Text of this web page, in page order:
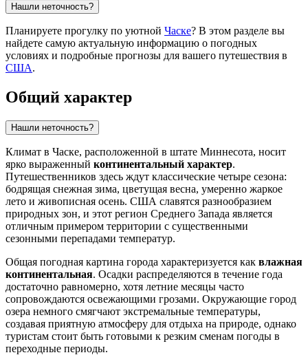
Нашли неточность?
Планируете прогулку по уютной Часке? В этом разделе вы
найдете самую актуальную информацию о погодных
условиях и подробные прогнозы для вашего путешествия в
США.
Общий характер
Нашли неточность?
Климат в Часке, расположенной в штате Миннесота, носит
ярко выраженный континентальный характер.
Путешественников здесь ждут классические четыре сезона:
бодрящая снежная зима, цветущая весна, умеренно жаркое
лето и живописная осень. США славятся разнообразием
природных зон, и этот регион Среднего Запада является
отличным примером территории с существенными
сезонными перепадами температур.
Общая погодная картина города характеризуется как влажная
континентальная. Осадки распределяются в течение года
достаточно равномерно, хотя летние месяцы часто
сопровождаются освежающими грозами. Окружающие город
озера немного смягчают экстремальные температуры,
создавая приятную атмосферу для отдыха на природе, однако
туристам стоит быть готовыми к резким сменам погоды в
переходные периоды.